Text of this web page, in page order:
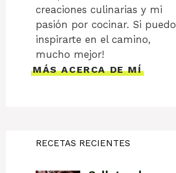
creaciones culinarias y mi
pasión por cocinar. Si puedo
inspirarte en el camino,
mucho mejor!
MÁS ACERCA DE MÍ
RECETAS RECIENTES